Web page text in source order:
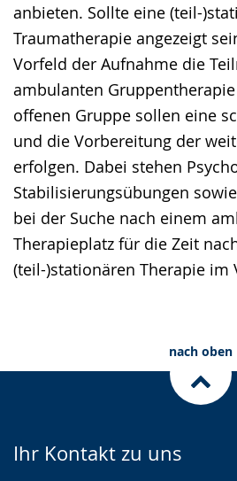
anbieten. Sollte eine (teil-
Traumatherapie angezeigt
Vorfeld der Aufnahme die
ambulanten
offenen Gruppe sollen eine
und die Vorbereitung der
erfolgen. Dabei stehen
Stabilisierungsübungen
bei der Suche nach einem
Therapieplatz für die Zeit
(teil-)stationären Therapie im
nach oben
Ihr Kontakt zu uns